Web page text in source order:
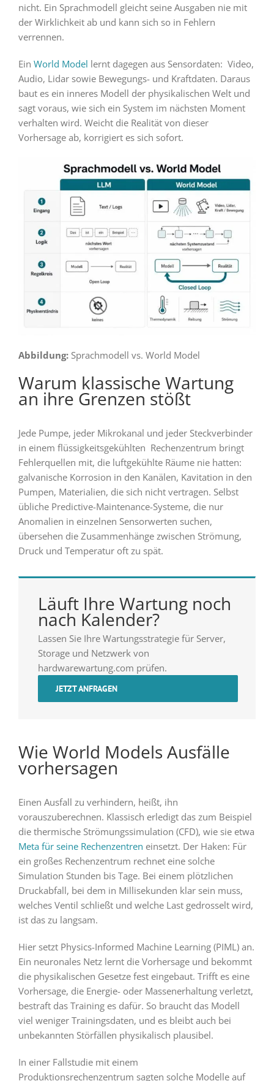
nicht. Ein Sprachmodell gleicht seine Ausgaben nie mit
der Wirklichkeit ab und kann sich so in Fehlern
verrennen.
Ein World Model lernt dagegen aus Sensordaten: Video,
Audio, Lidar sowie Bewegungs- und Kraftdaten. Daraus
baut es ein inneres Modell der physikalischen Welt und
sagt voraus, wie sich ein System im nächsten Moment
verhalten wird. Weicht die Realität von dieser
Vorhersage ab, korrigiert es sich sofort.
Abbildung:Sprachmodell vs. World Model
Warum klassische Wartung
an ihre Grenzen stößt
Jede Pumpe, jeder Mikrokanal und jeder Steckverbinder
in einem flüssigkeitsgekühlten Rechenzentrum bringt
Fehlerquellen mit, die luftgekühlte Räume nie hatten:
galvanische Korrosion in den Kanälen, Kavitation in den
Pumpen, Materialien, die sich nicht vertragen. Selbst
übliche Predictive-Maintenance-Systeme, die nur
Anomalien in einzelnen Sensorwerten suchen,
übersehen die Zusammenhänge zwischen Strömung,
Druck und Temperatur oft zu spät.
Läuft Ihre Wartung noch
nach Kalender?
Lassen Sie Ihre Wartungsstrategie für Server,
Storage und Netzwerk von
hardwarewartung.com prüfen.
JETZT ANFRAGEN
Wie World Models Ausfälle
vorhersagen
Einen Ausfall zu verhindern, heißt, ihn
vorauszuberechnen. Klassisch erledigt das zum Beispiel
die thermische Strömungssimulation (CFD), wie sie etwa
Meta für seine Rechenzentren einsetzt. Der Haken: Für
ein großes Rechenzentrum rechnet eine solche
Simulation Stunden bis Tage. Bei einem plötzlichen
Druckabfall, bei dem in Millisekunden klar sein muss,
welches Ventil schließt und welche Last gedrosselt wird,
ist das zu langsam.
Hier setzt Physics-Informed Machine Learning (PIML) an.
Ein neuronales Netz lernt die Vorhersage und bekommt
die physikalischen Gesetze fest eingebaut. Trifft es eine
Vorhersage, die Energie- oder Massenerhaltung verletzt,
bestraft das Training es dafür. So braucht das Modell
viel weniger Trainingsdaten, und es bleibt auch bei
unbekannten Störfällen physikalisch plausibel.
In einer Fallstudie mit einem
Produktionsrechenzentrum sagten solche Modelle auf